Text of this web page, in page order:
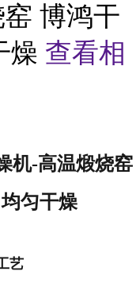
博鸿干
燥 查看相
机-高温煅烧窑
匀干燥
艺